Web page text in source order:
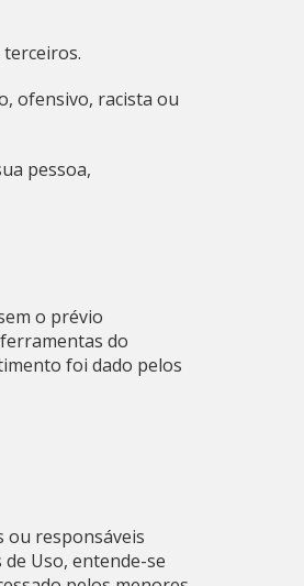
ofensivo, racista ou
pessoa,
o prévio
do
foi dado pelos
ou responsáveis
Uso, entende-se